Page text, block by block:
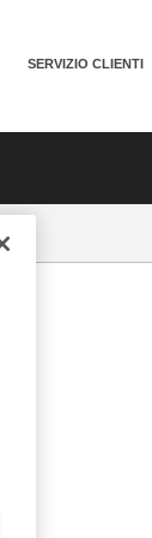
SERVIZIO CLIENTI